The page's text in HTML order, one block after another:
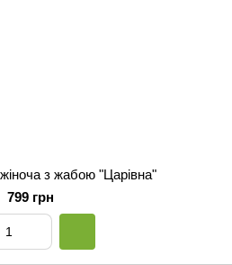
з жабою "Царівна"
799 грн